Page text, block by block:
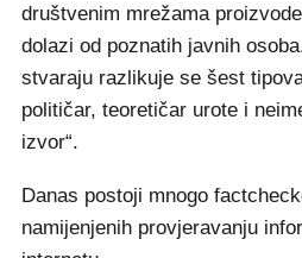
društvenim mrežama
dolazi od poznatih javnih
stvaraju razlikuje se šest
političar, teoretičar urote i
izvor“.
Danas postoji mnogo
namijenjenih provjeravanju